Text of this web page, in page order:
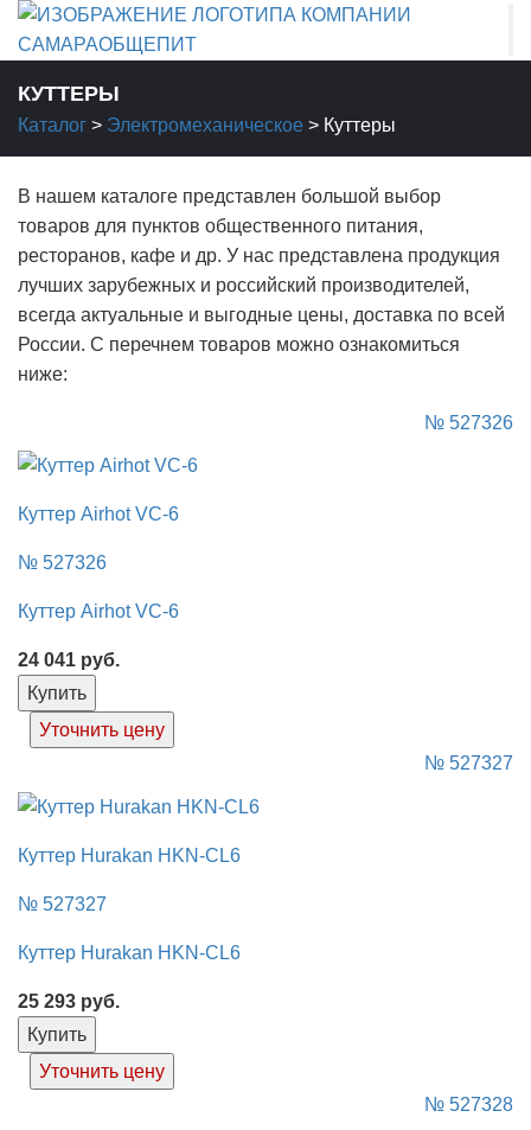
КУТТЕРЫ
Каталог > Электромеханическое > Куттеры
В нашем каталоге представлен большой выбор
товаров для пунктов общественного питания,
ресторанов, кафе и др. У нас представлена продукция
лучших зарубежных и российский производителей,
всегда актуальные и выгодные цены, доставка по всей
России. С перечнем товаров можно ознакомиться
ниже:
№ 527326
Куттер Airhot VC-6
№ 527326
Куттер Airhot VC-6
24 041 руб.
Купить
Уточнить цену
№ 527327
Куттер Hurakan HKN-CL6
№ 527327
Куттер Hurakan HKN-CL6
25 293 руб.
Купить
Уточнить цену
№ 527328